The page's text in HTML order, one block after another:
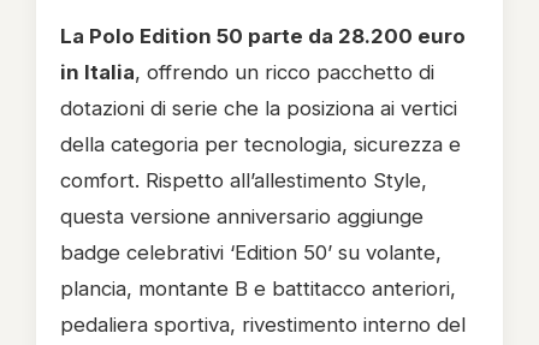
La Polo Edition 50 parte da 28.200 euro
in Italia, offrendo un ricco pacchetto di
dotazioni di serie che la posiziona ai vertici
della categoria per tecnologia, sicurezza e
comfort. Rispetto all’allestimento Style,
questa versione anniversario aggiunge
badge celebrativi ‘Edition 50’ su volante,
plancia, montante B e battitacco anteriori,
pedaliera sportiva, rivestimento interno del